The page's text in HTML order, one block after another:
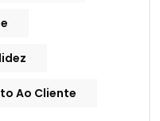
Ao Cliente